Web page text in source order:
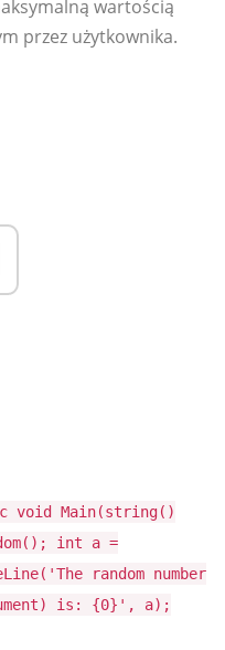
wartością
przez użytkownika.
void Main(string()
int a =
random number
is: {0}', a);